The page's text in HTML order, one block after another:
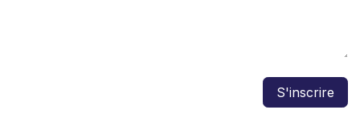
S'inscrire